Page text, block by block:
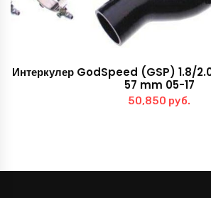
Интеркулер GodSpeed (GSP) 1.8/
57 mm 05-17
50,850 руб.